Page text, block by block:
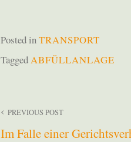
Posted inTRANSPORT
TaggedABFÜLLANLAGE
PREVIOUS POST
Im Falle einer